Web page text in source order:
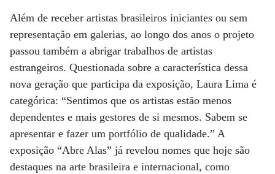
Além de receber artistas brasileiros iniciantes ou sem
representação em galerias, ao longo dos anos o projeto
passou também a abrigar trabalhos de artistas
estrangeiros. Questionada sobre a característica dessa
nova geração que participa da exposição, Laura Lima é
categórica: “Sentimos que os artistas estão menos
dependentes e mais gestores de si mesmos. Sabem se
apresentar e fazer um portfólio de qualidade.” A
exposição “Abre Alas” já revelou nomes que hoje são
destaques na arte brasileira e internacional, como